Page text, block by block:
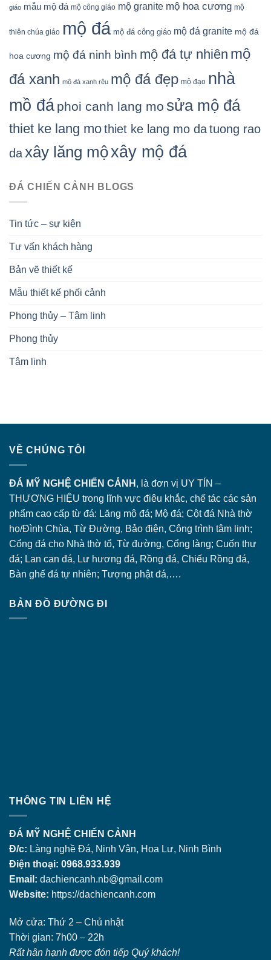
giáo mẫu mộ đá mộ công giáo mộ granite mộ hoa cương mộ
thiên chúa giáo mộ đá mộ đá công giáo mộ đá granite mộ đá
hoa cương mộ đá ninh bình mộ đá tự nhiên mộ
đá xanh mộ đá xanh rêu mộ đá đẹp mộ đạo nhà
mồ đá phoi canh lang mo sửa mộ đá
thiet ke lang mothiet ke lang mo datuong rao
daxây lăng mộxây mộ đá
ĐÁ CHIẾN CẢNH BLOGS
Tin tức – sự kiện
Tư vấn khách hàng
Bản vẽ thiết kế
Mẫu thiết kế phối cảnh
Phong thủy – Tâm linh
Phong thủy
Tâm linh
VỀ CHÚNG TÔI
ĐÁ MỸ NGHỆ CHIẾN CẢNH , là đơn vị UY TÍN –
THƯƠNG HIỆU trong lĩnh vực điêu khắc, chế tác các sản
phẩm cao cấp từ đá: Lăng mộ đá; Mộ đá; Cột đá Nhà thờ
họ/Đình Chùa, Từ Đường, Bảo điện, Công trình tâm linh;
Cổng đá cho Nhà thờ tổ, Từ đường, Cổng làng; Cuốn thư
đá; Lan can đá, Lư hương đá, Rồng đá, Chiếu Rồng đá,
Bàn ghế đá tự nhiên; Tượng phật đá,….
BẢN ĐỒ ĐƯỜNG ĐI
THÔNG TIN LIÊN HỆ
ĐÁ MỸ NGHỆ CHIẾN CẢNH
Đ/c: Làng nghề Đá, Ninh Vân, Hoa Lư, Ninh Bình
Điện thoại: 0968.933.939
Email: dachiencanh.nb@gmail.com
Website: https://dachiencanh.com
Mở cửa: Thứ 2 – Chủ nhật
Thời gian: 7h00 – 22h
Rất hân hạnh được đón tiếp Quý khách!